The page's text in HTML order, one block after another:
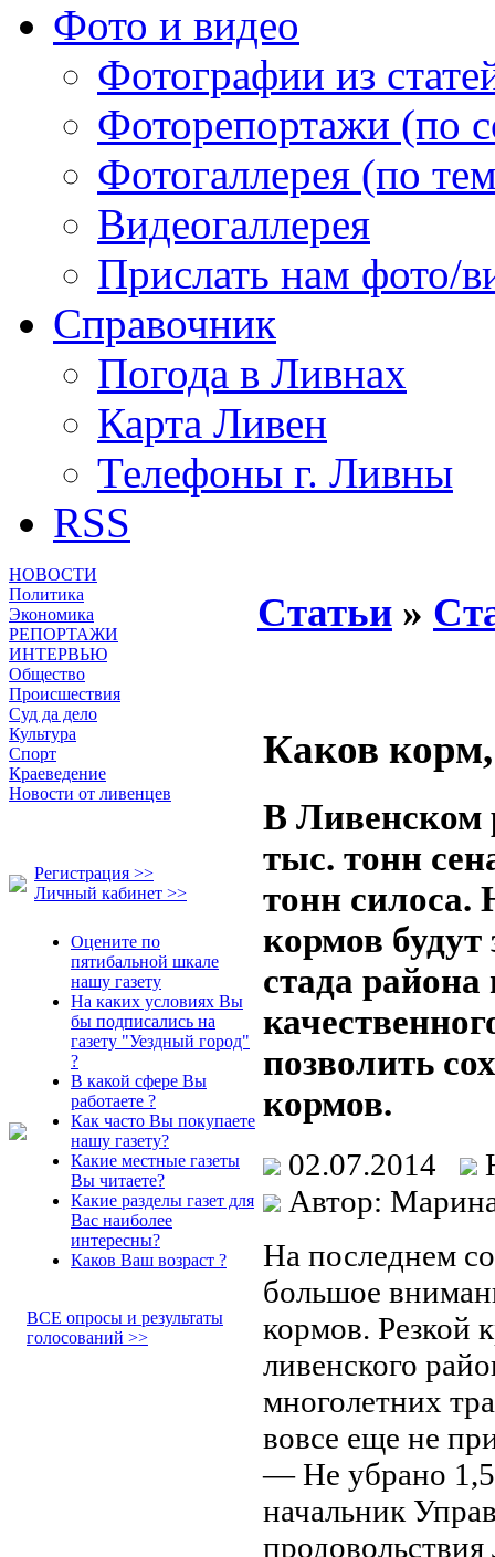
Фото и видео
Фотографии из
Фоторепортажи (по
Фотогаллерея (по
Видеогаллерея
Прислать нам фото/
Справочник
Погода в Ливнах
Карта Ливен
Телефоны г. Ливны
RSS
НОВОСТИ
Политика
Экономика
РЕПОРТАЖИ
ИНТЕРВЬЮ
Общество
Происшествия
Суд да дело
Культура
Спорт
Краеведение
Новости от ливенцев
Регистрация >>
Личный кабинет >>
Оцените по
пятибальной шкале
нашу газету
На каких условиях Вы
бы подписались на
газету "Уездный город"
?
В какой сфере Вы
работаете ?
Как часто Вы покупаете
нашу газету?
Какие местные газеты
Вы читаете?
Какие разделы газет для
Вас наиболее
интересны?
Каков Ваш возраст ?
ВСЕ опросы и результаты
голосований >>
Статьи »
Каков
В Ливенском
тыс. тонн
тонн силоса.
кормов будут
стада
позволить
кормов.
02.07.2014
Автор:
На последнем
большое
кормов. Резкой
ливенского
многолетних
вовсе еще не
— Не убрано 1,5
начальник